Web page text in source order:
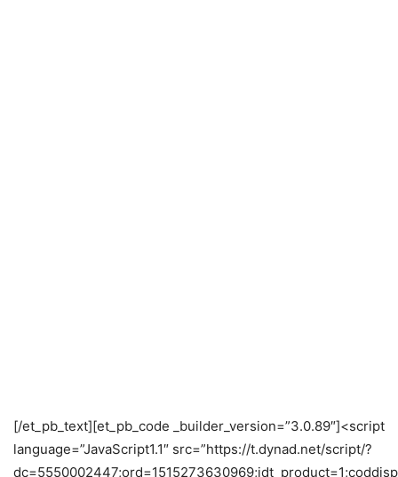
[/et_pb_text][et_pb_code _builder_version=”3.0.89″]<script
language=”JavaScript1.1″ src=”https://t.dynad.net/script/?